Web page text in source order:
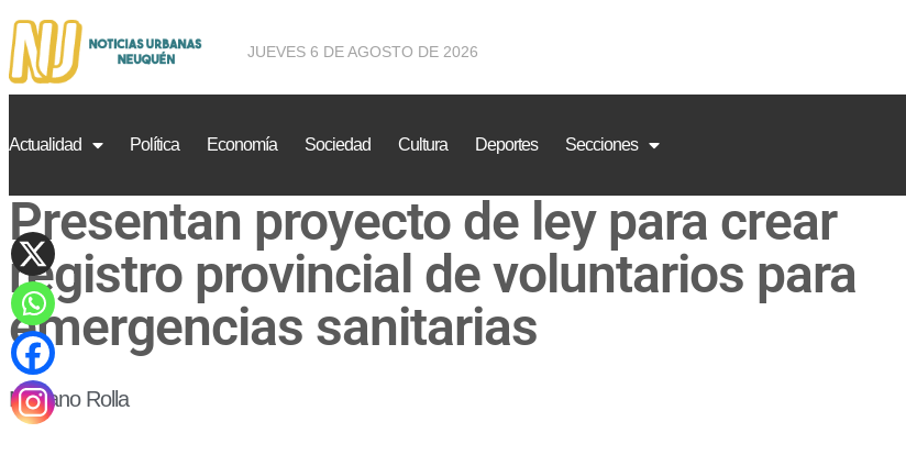
JUEVES 6 DE AGOSTO DE 2026
Actualidad Política Economía Sociedad Cultura Deportes Secciones
Presentan proyecto de ley para crear
registro provincial de voluntarios para
emergencias sanitarias
Mariano Rolla